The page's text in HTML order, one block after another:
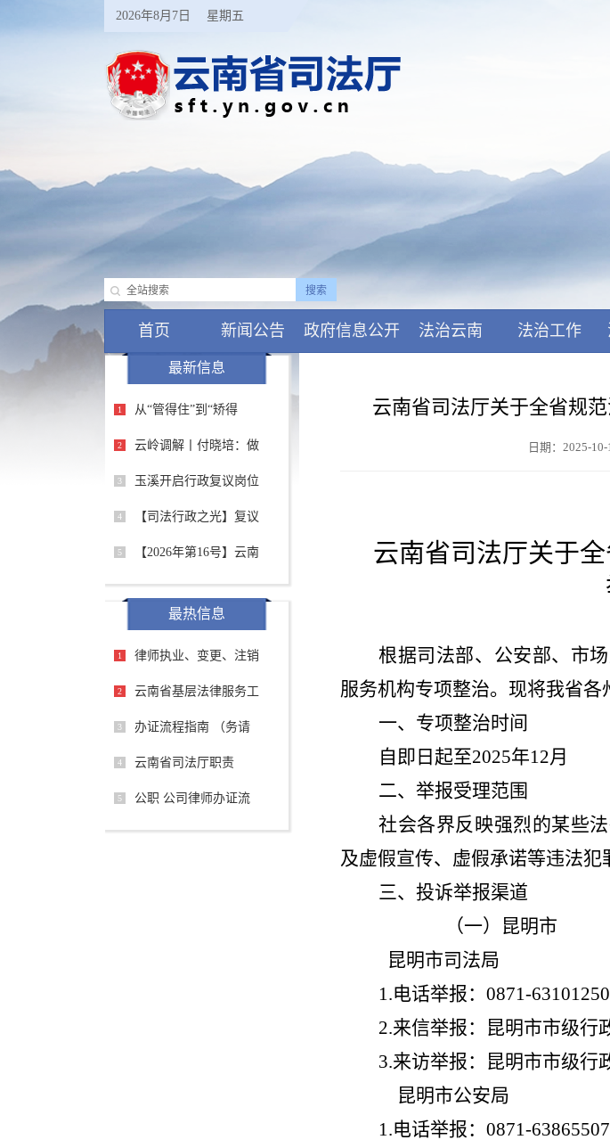
2026年8月7日 星期五
首页 新闻公告 政府信息公开 法治云南 法治工作
最新信息
1 从“管得住”到“矫得
2 云岭调解丨付晓培：做
3 玉溪开启行政复议岗位
4 【司法行政之光】复议
5 【2026年第16号】云南
最热信息
1 律师执业、变更、注销
2 云南省基层法律服务工
3 办证流程指南 （务请
4 云南省司法厅职责
5 公职 公司律师办证流
云南省司法厅关于全省规
日期：2025-10-
云南省司法厅关于
根据司法部、公安部、市
服务机构专项整治。现将我省各
一、专项整治时间
自即日起至2025年12月
二、举报受理范围
社会各界反映强烈的某些
及虚假宣传、虚假承诺等违法犯
三、 投诉举报渠道
（一）昆明市
昆明市司法局
1.电话举报： 0871-63101250
2.来信举报：昆明市市级行
3.来访举报：昆明市市级行
昆明市公安局
1.电话举报： 0871-63865507